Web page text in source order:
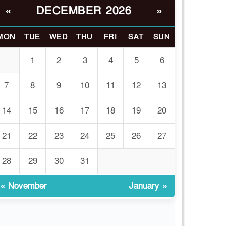
সাঈদীর ছবিতে জুতা
সন্তান’: আমির হামজা
ইসলামী বিশ্ববিদ্যালয়র ৪৪
শিক্ষককে ঘিরে দেশব্যাপী
গোপন তৎপরতার অভিযোগ/
উচ্চপর্যায়ের কমিটি
৮
ভেঙে পড়ল বাজার/৪০০
টাকা কেজি দাম কে ধরে
রেখেছিল?
৯
জুলাই আন্দোলন ছিল
সম্মিলিত, লক্ষ্য হওয়া উচিত
« DECEMBER 2026 »
TUE WED THU FRI SAT SUN
1 2 3 4 5 6
7 8 9 10 11 12 13
14 15 16 17 18 19 20
21 22 23 24 25 26 27
28 29 30 31
« November January »